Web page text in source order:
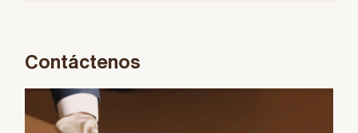
Contáctenos